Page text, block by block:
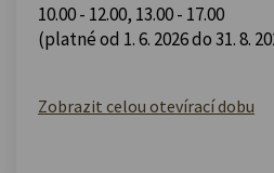
10.00 - 12.00, 13.00 - 17.00
(platné od 1. 6. 2026 do 31. 8.
Zobrazit celou otevírací dobu